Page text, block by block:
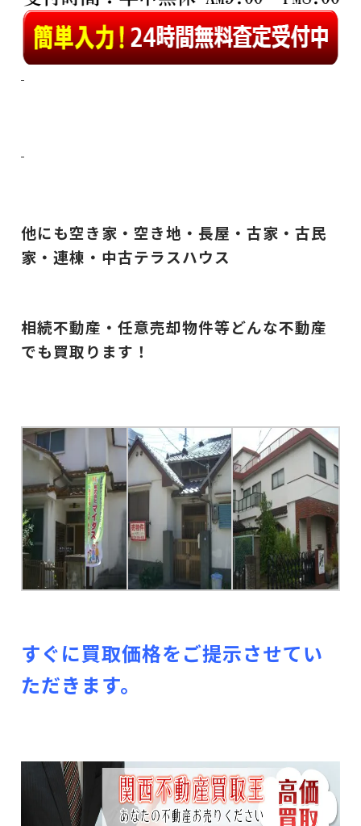
他にも空き家・空き地・長屋・古家・古民
家・連棟・中古テラスハウス
相続不動産・任意売却物件等どんな不動産
でも買取ります！
すぐに買取価格をご提示させてい
ただきます。